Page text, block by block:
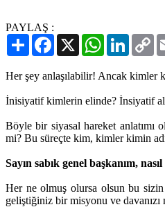
PAYLAŞ :
PaylaşFacebook
X WhatsApp
Her şey anlaşılabilir! Ancak kimler
İnisiyatif kimlerin elinde? İnsiyatif
Böyle bir siyasal hareket anlatımı
mi? Bu süreçte kim, kimler kimin
Sayın sabık genel başkanım,
Her ne olmuş olursa olsun bu
geliştiğiniz bir misyonu ve